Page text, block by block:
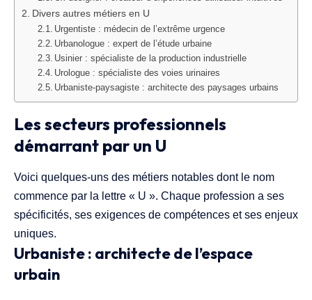
Divers autres métiers en U
Urgentiste : médecin de l’extrême urgence
Urbanologue : expert de l’étude urbaine
Usinier : spécialiste de la production industrielle
Urologue : spécialiste des voies urinaires
Urbaniste-paysagiste : architecte des paysages urbains
Les secteurs professionnels
démarrant par un U
Voici quelques-uns des métiers notables dont le nom
commence par la lettre « U ». Chaque profession a ses
spécificités, ses exigences de compétences et ses enjeux
uniques.
Urbaniste : architecte de l’espace
urbain